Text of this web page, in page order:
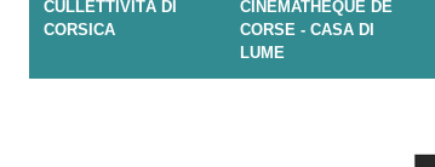
CULLETTIVITÀ DI
CORSICA
CINÉMATHÈQUE DE
CORSE - CASA DI
LUME